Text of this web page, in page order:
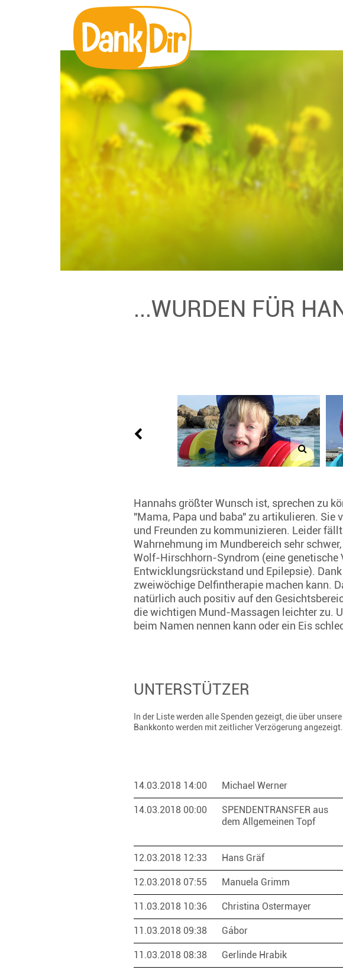
...WURDEN FÜR
Hannahs größter Wunsch ist, sprechen zu
"Mama, Papa und baba" zu artikulieren.
und Freunden zu kommunizieren. Leider
Wahrnehmung im Mundbereich sehr
Wolf-Hirschhorn-Syndrom (eine
Entwicklungsrückstand und Epilepsie).
zweiwöchige Delfintherapie machen kann.
natürlich auch positiv auf den
die wichtigen Mund-Massagen leichter zu.
beim Namen nennen kann oder ein Eis
UNTERSTÜTZER
In der Liste werden alle Spenden gezeigt, die über
Bankkonto werden mit zeitlicher Verzögerung angezeigt.
14.03.2018 14:00 Michael Werner
14.03.2018 00:00
SPENDENTRANSFER aus
dem Allgemeinen Topf
12.03.2018 12:33 Hans Gräf
12.03.2018 07:55 Manuela Grimm
11.03.2018 10:36 Christina Ostermayer
11.03.2018 09:38 Gábor
11.03.2018 08:38 Gerlinde Hrabik